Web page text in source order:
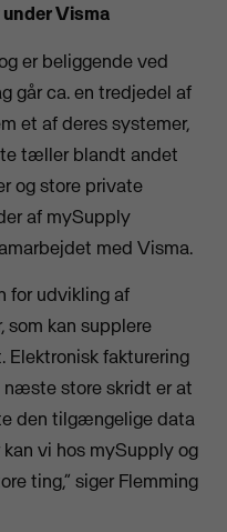
Visma
er beliggende ved
går ca. en tredjedel af
et af deres systemer,
tæller blandt andet
og store private
af mySupply
med Visma.
for udvikling af
som kan supplere
fakturering
næste store skridt er at
den tilgængelige data
vi hos mySupply og
ting,” siger Flemming